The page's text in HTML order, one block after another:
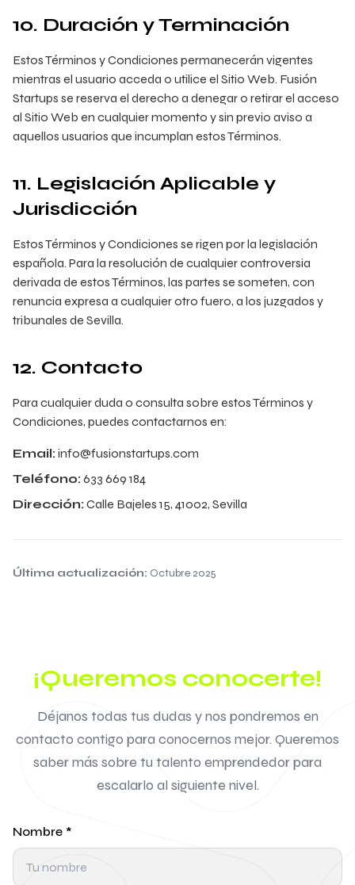
10. Duración y Terminación
Estos Términos y Condiciones permanecerán vigentes
mientras el usuario acceda o utilice el Sitio Web. Fusión
Startups se reserva el derecho a denegar o retirar el acceso
al Sitio Web en cualquier momento y sin previo aviso a
aquellos usuarios que incumplan estos Términos.
11. Legislación Aplicable y
Jurisdicción
Estos Términos y Condiciones se rigen por la legislación
española. Para la resolución de cualquier controversia
derivada de estos Términos, las partes se someten, con
renuncia expresa a cualquier otro fuero, a los juzgados y
tribunales de Sevilla.
12. Contacto
Para cualquier duda o consulta sobre estos Términos y
Condiciones, puedes contactarnos en:
Email: info@fusionstartups.com
Teléfono: 633 669 184
Dirección: Calle Bajeles 15, 41002, Sevilla
Última actualización: Octubre 2025
¡Queremos conocerte!
Déjanos todas tus dudas y nos pondremos en
contacto contigo para conocernos mejor. Queremos
saber más sobre tu talento emprendedor para
escalarlo al siguiente nivel.
Nombre *